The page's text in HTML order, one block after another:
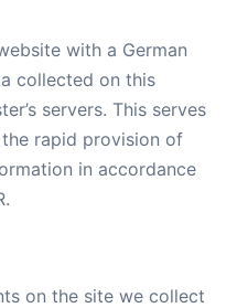
with a German
collected on this
servers. This serves
rapid provision of
in accordance
on the site we collect